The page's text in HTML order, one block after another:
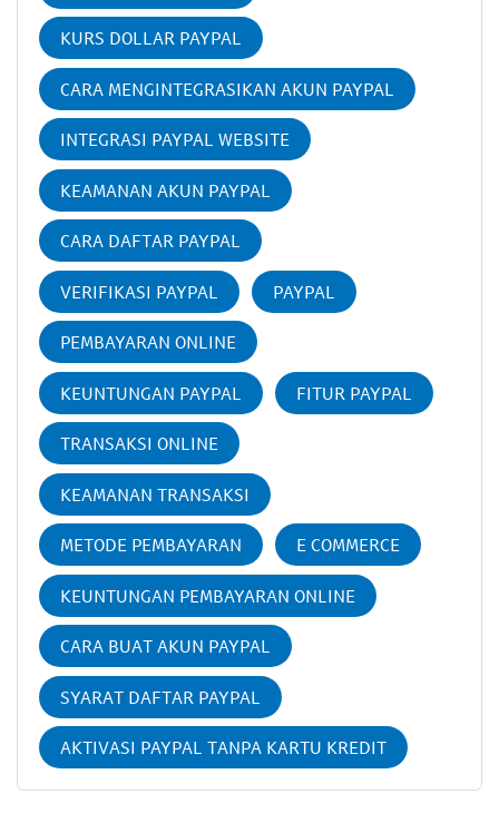
KURS DOLLAR PAYPAL
CARA MENGINTEGRASIKAN AKUN PAYPAL
INTEGRASI PAYPAL WEBSITE
KEAMANAN AKUN PAYPAL
CARA DAFTAR PAYPAL
VERIFIKASI PAYPAL PAYPAL
PEMBAYARAN ONLINE
KEUNTUNGAN PAYPAL FITUR PAYPAL
TRANSAKSI ONLINE
KEAMANAN TRANSAKSI
METODE PEMBAYARAN E COMMERCE
KEUNTUNGAN PEMBAYARAN ONLINE
CARA BUAT AKUN PAYPAL
SYARAT DAFTAR PAYPAL
AKTIVASI PAYPAL TANPA KARTU KREDIT